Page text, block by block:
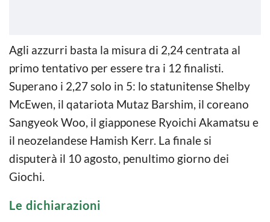
Agli azzurri basta la misura di 2,24 centrata al
primo tentativo per essere tra i 12 finalisti.
Superano i 2,27 solo in 5: lo statunitense Shelby
McEwen, il qatariota Mutaz Barshim, il coreano
Sangyeok Woo, il giapponese Ryoichi Akamatsu e
il neozelandese Hamish Kerr. La finale si
disputerà il 10 agosto, penultimo giorno dei
Giochi.
Le dichiarazioni